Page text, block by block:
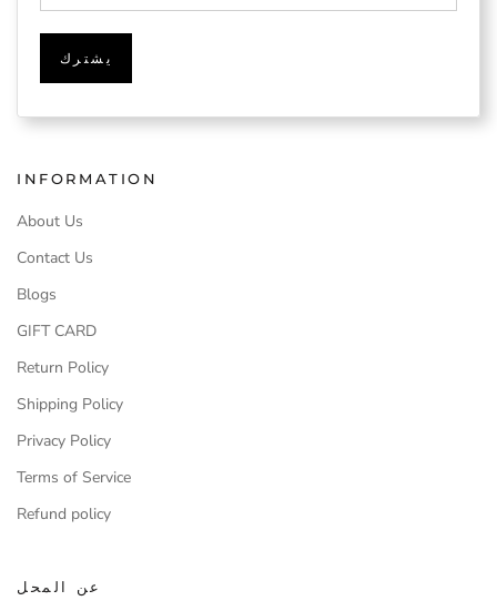
عن المحل
INFORMATION
About Us
Contact Us
Blogs
GIFT CARD
Return Policy
Shipping Policy
Privacy Policy
Terms of Service
Refund policy
يشترك